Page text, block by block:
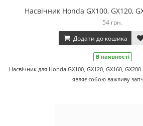
Насвічник Honda GX100, GX120,
54 грн.
Додати до кошика
В наявності
Насвічник для Honda GX100, GX120, GX160,
являє собою важливу